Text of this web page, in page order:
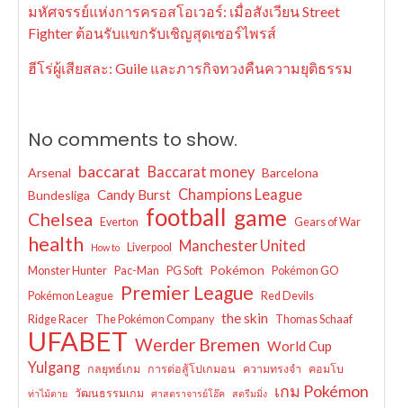
มหัศจรรย์แห่งการครอสโอเวอร์: เมื่อสังเวียน Street
Fighter ต้อนรับแขกรับเชิญสุดเซอร์ไพรส์
ฮีโร่ผู้เสียสละ: Guile และภารกิจทวงคืนความยุติธรรม
No comments to show.
Arsenal baccarat Baccarat money Barcelona
Bundesliga Candy Burst Champions League
Chelsea Everton football game Gears of War
health How to Liverpool Manchester United
Monster Hunter Pac-Man PG Soft Pokémon Pokémon GO
Pokémon League
Premier League Red Devils
Ridge Racer The Pokémon Company the skin Thomas Schaaf
UFABET Werder Bremen World Cup
Yulgang กลยุทธ์เกม การต่อสู้โปเกมอน ความทรงจำ คอมโบ
ท่าไม้ตาย วัฒนธรรมเกม ศาสตราจารย์โอ๊ค สตรีมมิ่ง เกม Pokémon